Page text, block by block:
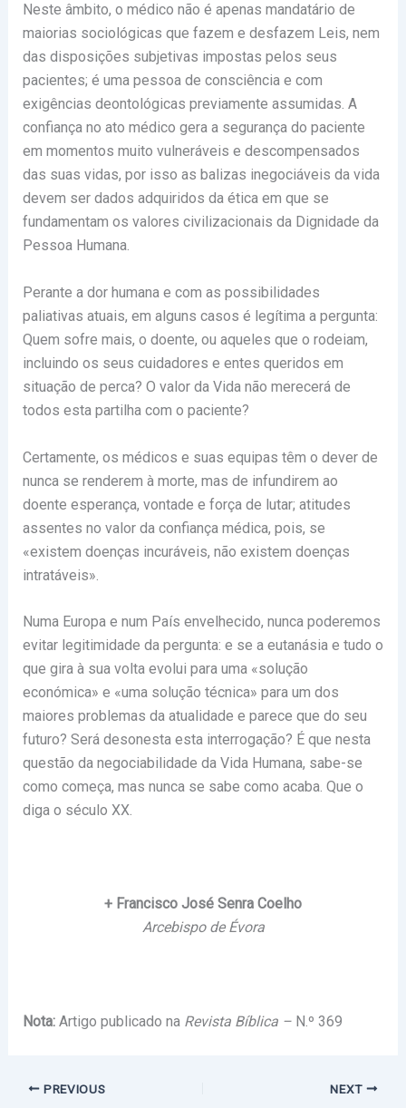
Neste âmbito, o médico não é apenas mandatário de
maiorias sociológicas que fazem e desfazem Leis, nem
das disposições subjetivas impostas pelos seus
pacientes; é uma pessoa de consciência e com
exigências deontológicas previamente assumidas. A
confiança no ato médico gera a segurança do paciente
em momentos muito vulneráveis e descompensados
das suas vidas, por isso as balizas inegociáveis da vida
devem ser dados adquiridos da ética em que se
fundamentam os valores civilizacionais da Dignidade da
Pessoa Humana.
Perante a dor humana e com as possibilidades
paliativas atuais, em alguns casos é legítima a pergunta:
Quem sofre mais, o doente, ou aqueles que o rodeiam,
incluindo os seus cuidadores e entes queridos em
situação de perca? O valor da Vida não merecerá de
todos esta partilha com o paciente?
Certamente, os médicos e suas equipas têm o dever de
nunca se renderem à morte, mas de infundirem ao
doente esperança, vontade e força de lutar; atitudes
assentes no valor da confiança médica, pois, se
«existem doenças incuráveis, não existem doenças
intratáveis».
Numa Europa e num País envelhecido, nunca poderemos
evitar legitimidade da pergunta: e se a eutanásia e tudo o
que gira à sua volta evolui para uma «solução
económica» e «uma solução técnica» para um dos
maiores problemas da atualidade e parece que do seu
futuro? Será desonesta esta interrogação? É que nesta
questão da negociabilidade da Vida Humana, sabe-se
como começa, mas nunca se sabe como acaba. Que o
diga o século XX.
+ Francisco José Senra Coelho
Arcebispo de Évora
Nota:Artigo publicado na Revista Bíblica – N.º 369
PREVIOUS NEXT